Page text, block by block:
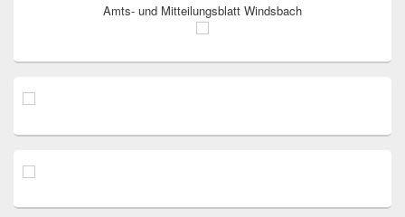
Amts- und Mitteilungsblatt Windsbach